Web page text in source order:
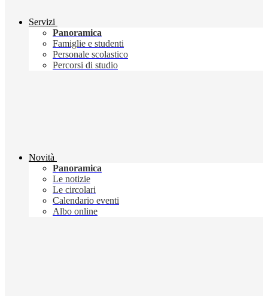
Servizi
Panoramica
Famiglie e studenti
Personale scolastico
Percorsi di studio
Novità
Panoramica
Le notizie
Le circolari
Calendario eventi
Albo online